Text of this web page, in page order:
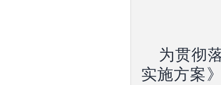
为贯彻
实施方案